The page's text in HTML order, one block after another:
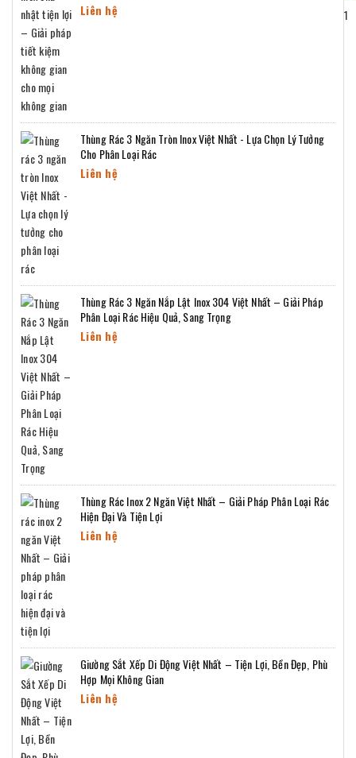
Liên hệ
Thùng Rác 3 Ngăn Tròn Inox Việt Nhất - Lựa Chọn Lý Tưởng
Cho Phân Loại Rác
Liên hệ
Thùng Rác 3 Ngăn Nắp Lật Inox 304 Việt Nhất – Giải Pháp
Phân Loại Rác Hiệu Quả, Sang Trọng
Liên hệ
Thùng Rác Inox 2 Ngăn Việt Nhất – Giải Pháp Phân Loại Rác
Hiện Đại Và Tiện Lợi
Liên hệ
Giường Sắt Xếp Di Động Việt Nhất – Tiện Lợi, Bền Đẹp, Phù
Hợp Mọi Không Gian
Liên hệ